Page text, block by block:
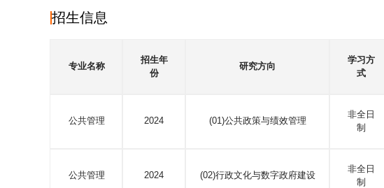
招生信息
专业名称
招生年
份
研究方向
学习方
式
公共管理 2024 (01)公共政策与绩效管理
非全日
制
公共管理 2024 (02)行政文化与数字政府建设
非全日
制